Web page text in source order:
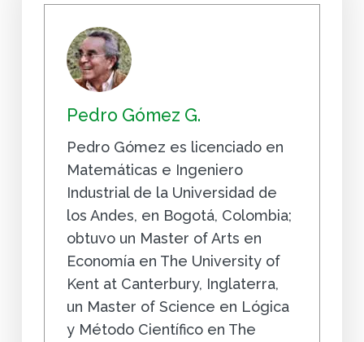
Pedro Gómez G.
Pedro Gómez es licenciado en
Matemáticas e Ingeniero
Industrial de la Universidad de
los Andes, en Bogotá, Colombia;
obtuvo un Master of Arts en
Economía en The University of
Kent at Canterbury, Inglaterra,
un Master of Science en Lógica
y Método Científico en The